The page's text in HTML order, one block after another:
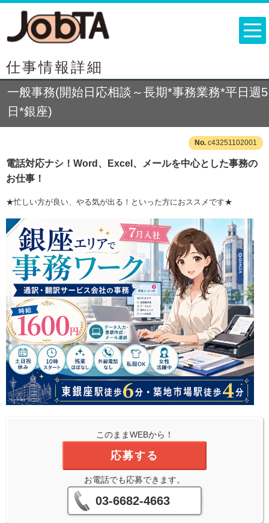
仕事情報詳細
一般事務(開始日応相談～長期*事務業務*平日週5
日*銀座)
c43251102001
電話対応ナシ！Word、Excel、メールを中心とした事務の
お仕事！
★忙しい方が良い、やる気が出る！といった方におススメです★
このままWEBから！
応募する
お電話でも応募できます。
03-6682-4663